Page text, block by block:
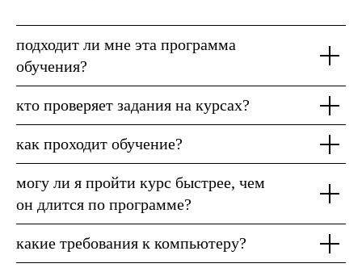
подходит ли мне эта программа
обучения?
кто проверяет задания на курсах?
как проходит обучение?
могу ли я пройти курс быстрее, чем
он длится по программе?
какие требования к компьютеру?